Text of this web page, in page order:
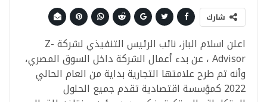
شارك
اعلن اسلام الباز، نائب الرئيس التنفيذي لشركة Z-
Advisor ، عن بدء أعمال الشركة داخل السوق المصري،
وأنه تم طرح علامتها التجارية بداية من العام الحالي
2022 كمؤسسة اقتصادية تقدم جميع الحلول